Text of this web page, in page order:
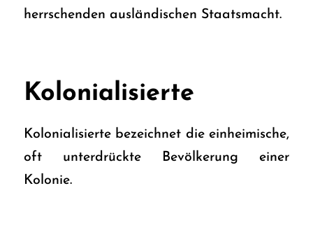
herrschenden ausländischen Staatsmacht.
Kolonialisierte
Kolonialisierte bezeichnet die einheimische,
oft unterdrückte Bevölkerung einer
Kolonie.